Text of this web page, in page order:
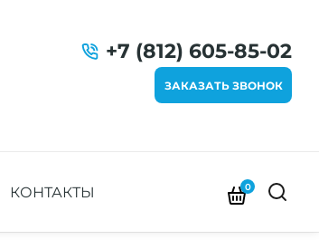
+7 (812) 605-85-02
ЗАКАЗАТЬ ЗВОНОК
КОНТАКТЫ 0